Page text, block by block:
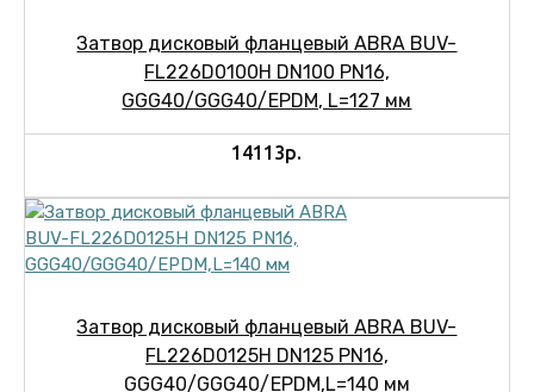
Затвор дисковый фланцевый ABRA BUV-
FL226D0100H DN100 PN16,
GGG40/GGG40/EPDM, L=127 мм
14113р.
Затвор дисковый фланцевый ABRA BUV-
FL226D0125H DN125 PN16,
GGG40/GGG40/EPDM,L=140 мм